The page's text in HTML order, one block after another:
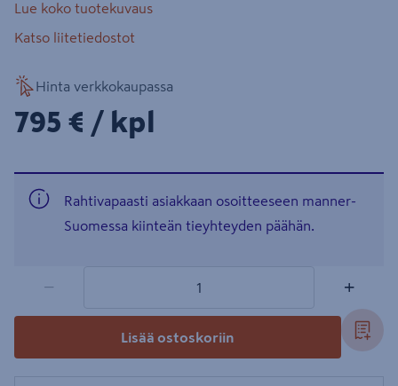
Lue koko tuotekuvaus
Katso liitetiedostot
Hinta verkkokaupassa
795€/kpl
795 € / kpl
Rahtivapaasti asiakkaan osoitteeseen manner-
Suomessa kiinteän tieyhteyden päähän.
− +
Lisää ostoskoriin